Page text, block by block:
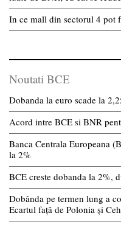
In ce mall din sectorul 4 pot
Noutati BCE
Dobanda la euro scade la
Acord intre BCE si BNR
Banca Centrala Europeana
la 2%
BCE creste dobanda la 2%,
Dobânda pe termen lung a
Ecartul față de Polonia și